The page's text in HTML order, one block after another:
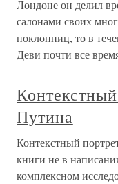
Лондоне он делил
салонами своих
поклонниц, то в
Деви почти все
Путина
Контекстный
книги не в
комплексном